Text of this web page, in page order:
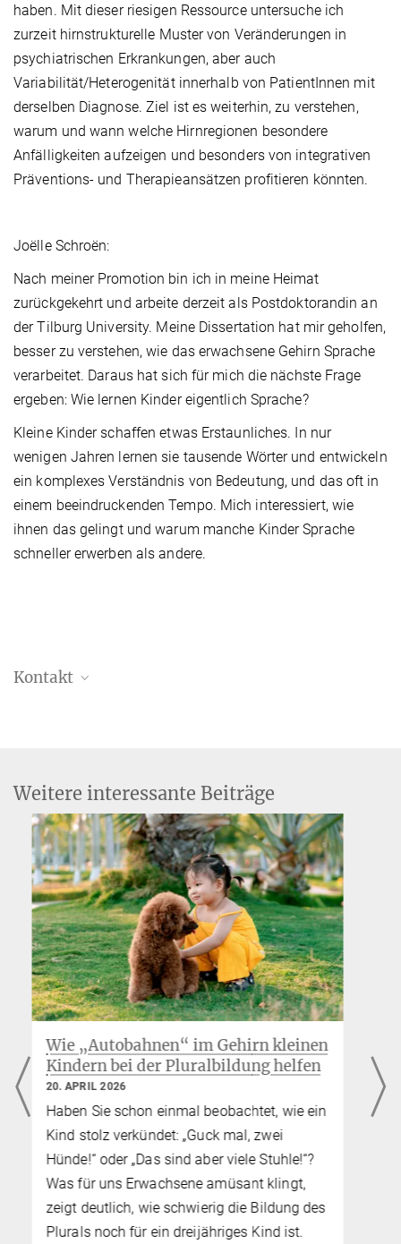
haben. Mit dieser riesigen Ressource untersuche ich
zurzeit hirnstrukturelle Muster von Veränderungen in
psychiatrischen Erkrankungen, aber auch
Variabilität/Heterogenität innerhalb von PatientInnen mit
derselben Diagnose. Ziel ist es weiterhin, zu verstehen,
warum und wann welche Hirnregionen besondere
Anfälligkeiten aufzeigen und besonders von integrativen
Präventions- und Therapieansätzen profitieren könnten.
Joëlle Schroën:
Nach meiner Promotion bin ich in meine Heimat
zurückgekehrt und arbeite derzeit als Postdoktorandin an
der Tilburg University. Meine Dissertation hat mir geholfen,
besser zu verstehen, wie das erwachsene Gehirn Sprache
verarbeitet. Daraus hat sich für mich die nächste Frage
ergeben: Wie lernen Kinder eigentlich Sprache?
Kleine Kinder schaffen etwas Erstaunliches. In nur
wenigen Jahren lernen sie tausende Wörter und entwickeln
ein komplexes Verständnis von Bedeutung, und das oft in
einem beeindruckenden Tempo. Mich interessiert, wie
ihnen das gelingt und warum manche Kinder Sprache
schneller erwerben als andere.
Kontakt
Leipzig
Dr. Joëlle Schroën
schroen@...
Max-Planck-Institut für Kognitions- und Neurowissenschaften,
Leipzig
Bettina Hennebach
Pressereferentin
hennebach@...
Max-Planck-Institut für Kognitions- und Neurowissenschaften,
Leipzig
Weitere interessante Beiträge
Wenn der Zyklus die Stresshormone
verändert:
Erkenntnisse zu depressiver
Stimmung vor der Periode
2. FEBRUAR 2026
Depressive Stimmung, schnell wütend
werden, Schlafprobleme, Angstzustände,
neben sich stehen und den Alltag kaum
mehr bewältigen können – all das kennen